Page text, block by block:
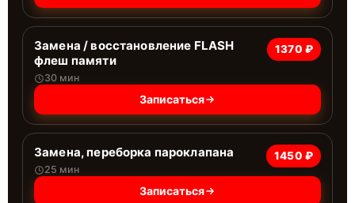
Замена / восстановление FLASH
флеш памяти
30 мин
1370 ₽
Записаться
Замена, переборка пароклапана
25 мин
1450 ₽
Записаться